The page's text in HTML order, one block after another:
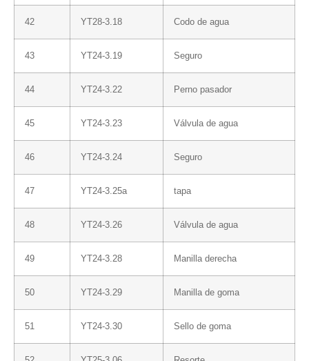
42 YT28-3.18 Codo de agua
43 YT24-3.19 Seguro
44 YT24-3.22 Perno pasador
45 YT24-3.23 Válvula de agua
46 YT24-3.24 Seguro
47 YT24-3.25a tapa
48 YT24-3.26 Válvula de agua
49 YT24-3.28 Manilla derecha
50 YT24-3.29 Manilla de goma
51 YT24-3.30 Sello de goma